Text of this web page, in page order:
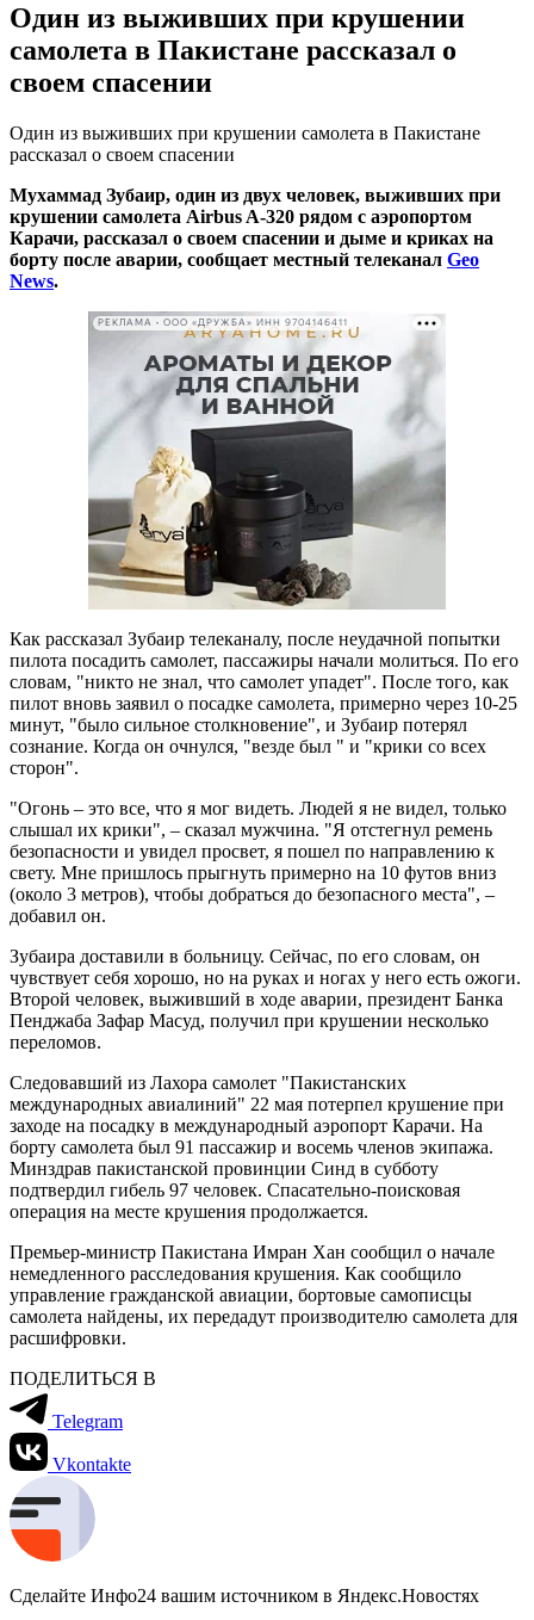
Один из выживших при крушении
самолета в Пакистане рассказал о
своем спасении
Один из выживших при крушении самолета в Пакистане
рассказал о своем спасении
Мухаммад Зубаир, один из двух человек, выживших при
крушении самолета Airbus A-320 рядом с аэропортом
Карачи, рассказал о своем спасении и дыме и криках на
борту после аварии, сообщает местный телеканал Geo
News.
РЕКЛАМА • ООО «ДРУЖБА» ИНН 9704146411
Как рассказал Зубаир телеканалу, после неудачной попытки
пилота посадить самолет, пассажиры начали молиться. По его
словам, "никто не знал, что самолет упадет". После того, как
пилот вновь заявил о посадке самолета, примерно через 10-25
минут, "было сильное столкновение", и Зубаир потерял
сознание. Когда он очнулся, "везде был " и "крики со всех
сторон".
"Огонь – это все, что я мог видеть. Людей я не видел, только
слышал их крики", – сказал мужчина. "Я отстегнул ремень
безопасности и увидел просвет, я пошел по направлению к
свету. Мне пришлось прыгнуть примерно на 10 футов вниз
(около 3 метров), чтобы добраться до безопасного места", –
добавил он.
Зубаира доставили в больницу. Сейчас, по его словам, он
чувствует себя хорошо, но на руках и ногах у него есть ожоги.
Второй человек, выживший в ходе аварии, президент Банка
Пенджаба Зафар Масуд, получил при крушении несколько
переломов.
Следовавший из Лахора самолет "Пакистанских
международных авиалиний" 22 мая потерпел крушение при
заходе на посадку в международный аэропорт Карачи. На
борту самолета был 91 пассажир и восемь членов экипажа.
Минздрав пакистанской провинции Синд в субботу
подтвердил гибель 97 человек. Спасательно-поисковая
операция на месте крушения продолжается.
Премьер-министр Пакистана Имран Хан сообщил о начале
немедленного расследования крушения. Как сообщило
управление гражданской авиации, бортовые самописцы
самолета найдены, их передадут производителю самолета для
расшифровки.
ПОДЕЛИТЬСЯ В
Telegram
Vkontakte
Сделайте Инфо24 вашим источником в Яндекс.Новостях